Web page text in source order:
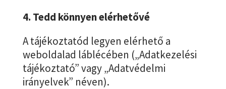
4. Tedd könnyen elérhetővé
A tájékoztatód legyen elérhető a
weboldalad láblécében („Adatkezelési
tájékoztató” vagy „Adatvédelmi
irányelvek” néven).